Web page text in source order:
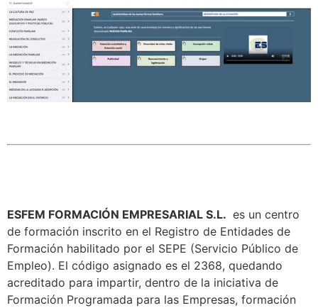
ESFEM FORMACIÓN EMPRESARIAL S.L. es un centro
de formación inscrito en el Registro de Entidades de
Formación habilitado por el SEPE (Servicio Público de
Empleo). El código asignado es el 2368, quedando
acreditado para impartir, dentro de la iniciativa de
Formación Programada para las Empresas, formación